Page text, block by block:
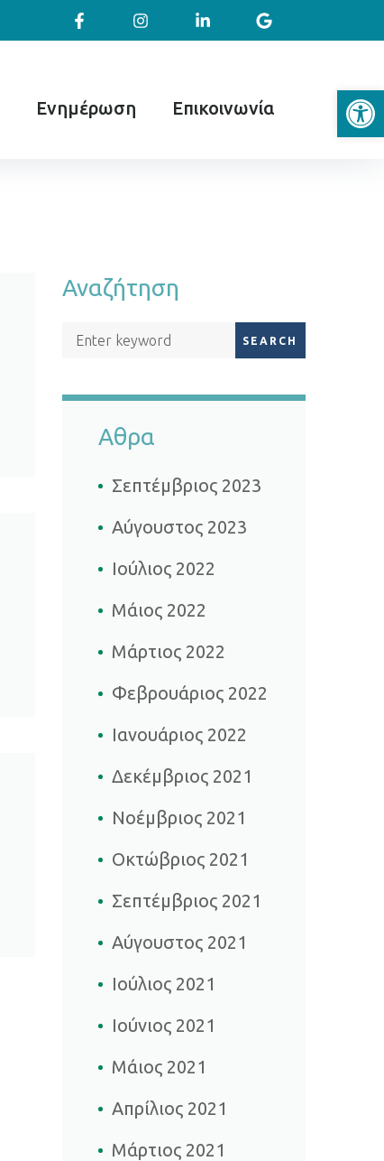
Ενημέρωση Επικοινωνία
Αναζήτηση
SEARCH
Αθρα
Σεπτέμβριος 2023
Αύγουστος 2023
Ιούλιος 2022
Μάιος 2022
Μάρτιος 2022
Φεβρουάριος 2022
Ιανουάριος 2022
Δεκέμβριος 2021
Νοέμβριος 2021
Οκτώβριος 2021
Σεπτέμβριος 2021
Αύγουστος 2021
Ιούλιος 2021
Ιούνιος 2021
Μάιος 2021
Απρίλιος 2021
Μάρτιος 2021